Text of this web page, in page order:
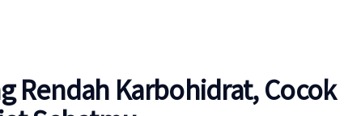
Rendah Karbohidrat, Cocok